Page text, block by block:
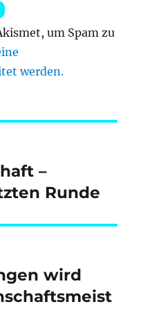
um Spam zu
werden.
–
Runde
wird